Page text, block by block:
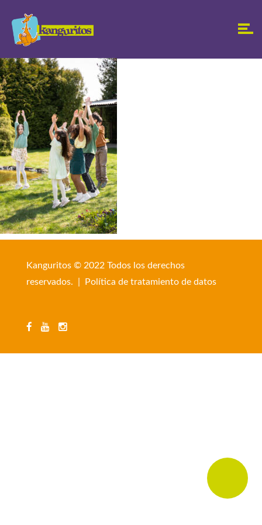
Kanguritos © 2022 Todos los derechos
reservados. |
Política de tratamiento de datos